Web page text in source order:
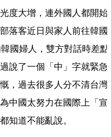
度大增，連外國人都開始
落客近日與家人前往韓國
國婦人，雙方對話時差點
說了一個「中」字就緊急
，過去很多人分不清台灣
中國太努力在國際上「宣
知道不能亂說。